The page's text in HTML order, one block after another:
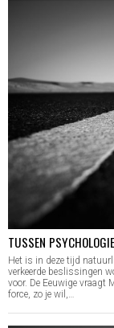
TUSSEN
Het is in deze tijd
verkeerde beslissingen
voor. De Eeuwige vraagt
force, zo je wil,…